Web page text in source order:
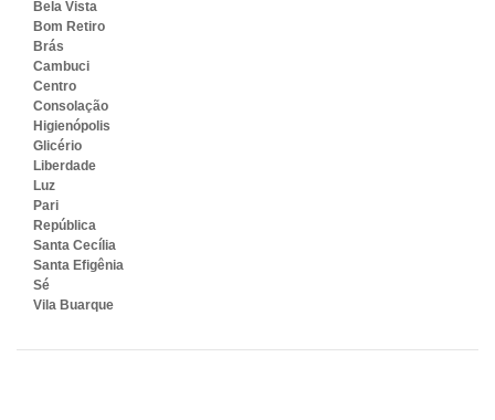
Bela Vista
Bom Retiro
Brás
Cambuci
Centro
Consolação
Higienópolis
Glicério
Liberdade
Luz
Pari
República
Santa Cecília
Santa Efigênia
Sé
Vila Buarque